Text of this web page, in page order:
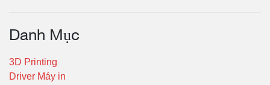
Danh Mục
3D Printing
Driver Máy in